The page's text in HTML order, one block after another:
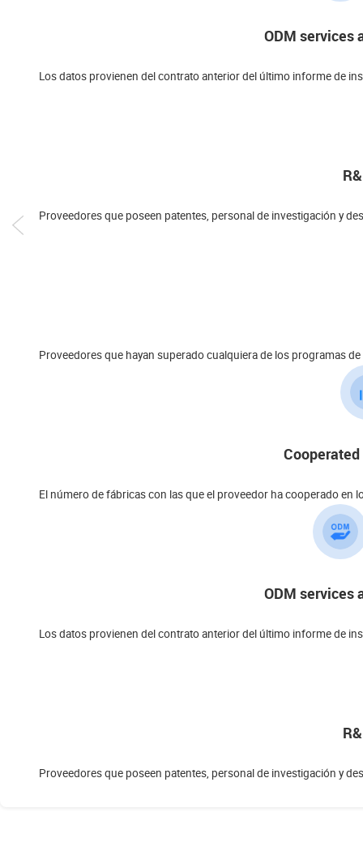
ODM services
Los datos provienen del contrato anterior del último informe de
Proveedores que poseen patentes, personal de investigación y
Proveedores que hayan superado cualquiera de los programas
El número de fábricas con las que el proveedor ha cooperado
ODM services
Los datos provienen del contrato anterior del último informe de
Proveedores que poseen patentes, personal de investigación y